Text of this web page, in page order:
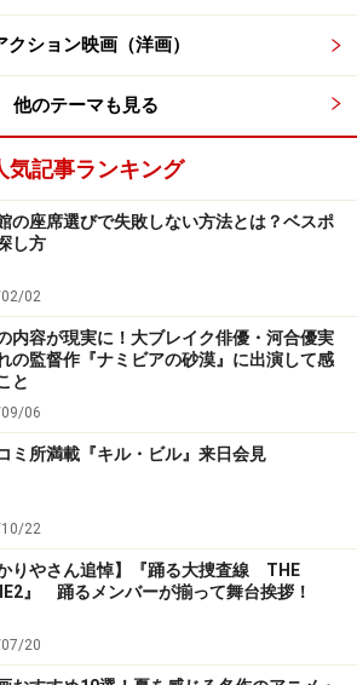
りハネムーンを過ごすためにやって
アレックとの一件を告白するのです
ジェルは別人のように冷たくなりま
は死し、進歩派を装う恋人にも裏切
られたテスは、そして殺人を犯し、
ん堕ちてゆくのです。あまりに悲し
の愛情はいつも本物でしたが、テス
こにあったのでしょうか？
＝イギリス映画
ランスキー
理屈を超えた男と女の物語
・イン・パリ』
ション映画（洋画）
他のテーマも見る
気記事ランキング
の座席選びで失敗しない方法とは？ベスポ
し方
02
内容が現実に！大ブレイク俳優・河合優実
の監督作『ナミビアの砂漠』に出演して感
と
06
ミ所満載『キル・ビル』来日会見
22
かりやさん追悼】『踊る大捜査線 THE
』 踊るメンバーが揃って舞台挨拶！
20